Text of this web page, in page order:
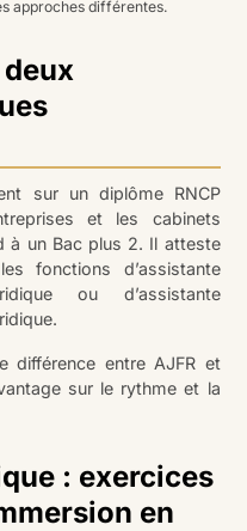
approches différentes.
sur un diplôme RNCP
et les cabinets
à un Bac plus 2. Il atteste
fonctions d’assistante
ou d’assistante
différence entre AJFR et
sur le rythme et la
: exercices
en